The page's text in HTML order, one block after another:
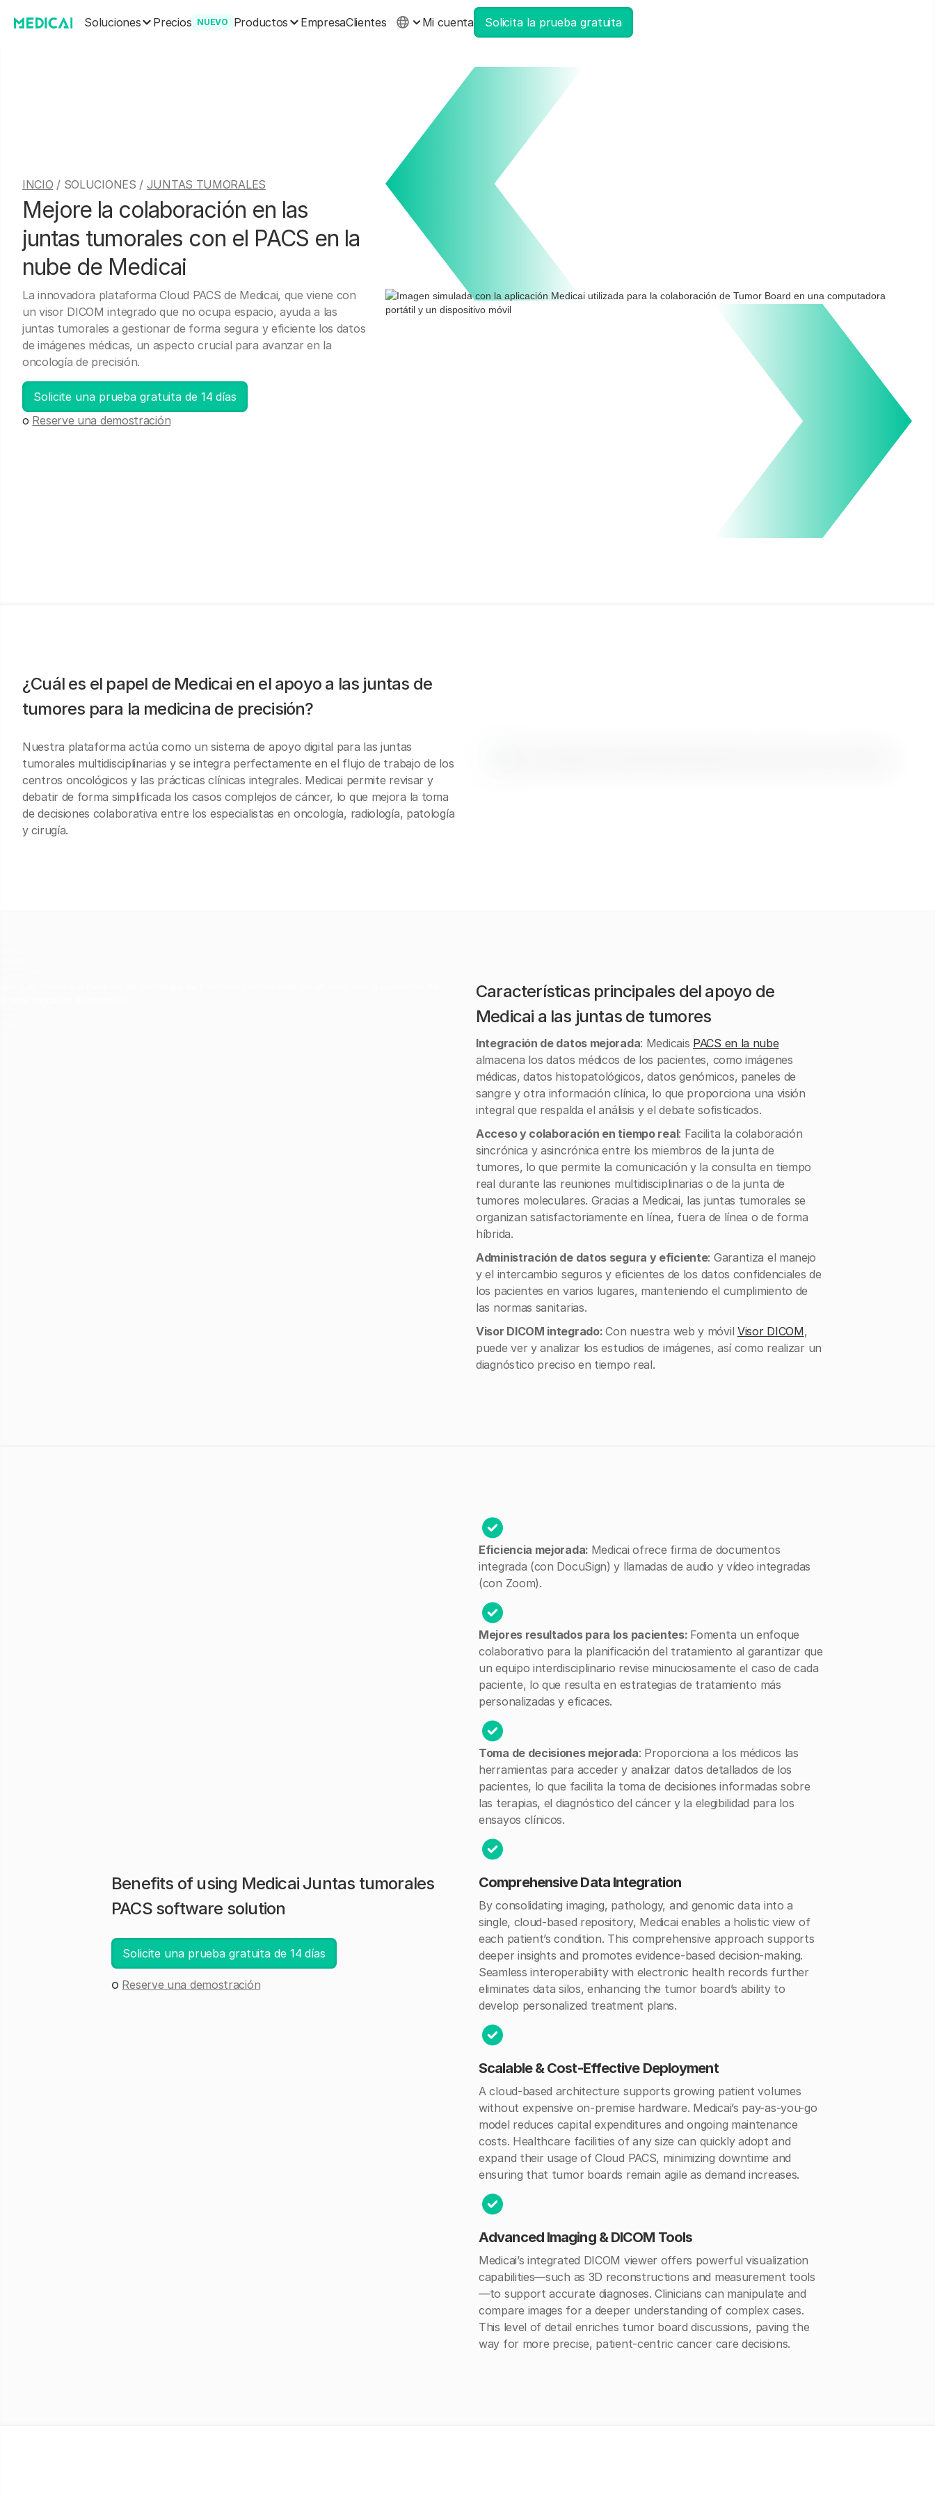
Soluciones Precios NUEVO Productos EmpresaClientes Mi cuenta Solicita la prueba gratuita
INCIO / SOLUCIONES / JUNTAS TUMORALES
Mejore la colaboración en las
juntas tumorales con el PACS en la
nube de Medicai
La innovadora plataforma Cloud PACS de Medicai, que viene con
un visor DICOM integrado que no ocupa espacio, ayuda a las
juntas tumorales a gestionar de forma segura y eficiente los datos
de imágenes médicas, un aspecto crucial para avanzar en la
oncología de precisión.
Solicite una prueba gratuita de 14 días
o Reserve una demostración
¿Cuál es el papel de Medicai en el apoyo a las juntas de
tumores para la medicina de precisión?
Nuestra plataforma actúa como un sistema de apoyo digital para las juntas
tumorales multidisciplinarias y se integra perfectamente en el flujo de trabajo de los
centros oncológicos y las prácticas clínicas integrales. Medicai permite revisar y
debatir de forma simplificada los casos complejos de cáncer, lo que mejora la toma
de decisiones colaborativa entre los especialistas en oncología, radiología, patología
y cirugía.
Características principales del apoyo de
Medicai a las juntas de tumores
Integración de datos mejorada: Medicais PACS en la nube
almacena los datos médicos de los pacientes, como imágenes
médicas, datos histopatológicos, datos genómicos, paneles de
sangre y otra información clínica, lo que proporciona una visión
integral que respalda el análisis y el debate sofisticados.
Acceso y colaboración en tiempo real: Facilita la colaboración
sincrónica y asincrónica entre los miembros de la junta de
tumores, lo que permite la comunicación y la consulta en tiempo
real durante las reuniones multidisciplinarias o de la junta de
tumores moleculares. Gracias a Medicai, las juntas tumorales se
organizan satisfactoriamente en línea, fuera de línea o de forma
híbrida.
Administración de datos segura y eficiente: Garantiza el manejo
y el intercambio seguros y eficientes de los datos confidenciales de
los pacientes en varios lugares, manteniendo el cumplimiento de
las normas sanitarias.
Visor DICOM integrado:Con nuestra web y móvil Visor DICOM,
puede ver y analizar los estudios de imágenes, así como realizar un
diagnóstico preciso en tiempo real.
Benefits of using Medicai Juntas tumorales
PACS software solution
Solicite una prueba gratuita de 14 días
o Reserve una demostración
Eficiencia mejorada: Medicai ofrece firma de documentos
integrada (con DocuSign) y llamadas de audio y vídeo integradas
(con Zoom).
Mejores resultados para los pacientes: Fomenta un enfoque
colaborativo para la planificación del tratamiento al garantizar que
un equipo interdisciplinario revise minuciosamente el caso de cada
paciente, lo que resulta en estrategias de tratamiento más
personalizadas y eficaces.
Toma de decisiones mejorada: Proporciona a los médicos las
herramientas para acceder y analizar datos detallados de los
pacientes, lo que facilita la toma de decisiones informadas sobre
las terapias, el diagnóstico del cáncer y la elegibilidad para los
ensayos clínicos.
Comprehensive Data Integration
By consolidating imaging, pathology, and genomic data into a
single, cloud-based repository, Medicai enables a holistic view of
each patient’s condition. This comprehensive approach supports
deeper insights and promotes evidence-based decision-making.
Seamless interoperability with electronic health records further
eliminates data silos, enhancing the tumor board’s ability to
develop personalized treatment plans.
Scalable & Cost-Effective Deployment
A cloud-based architecture supports growing patient volumes
without expensive on-premise hardware. Medicai’s pay-as-you-go
model reduces capital expenditures and ongoing maintenance
costs. Healthcare facilities of any size can quickly adopt and
expand their usage of Cloud PACS, minimizing downtime and
ensuring that tumor boards remain agile as demand increases.
Advanced Imaging & DICOM Tools
Medicai’s integrated DICOM viewer offers powerful visualization
capabilities—such as 3D reconstructions and measurement tools
—to support accurate diagnoses. Clinicians can manipulate and
compare images for a deeper understanding of complex cases.
This level of detail enriches tumor board discussions, paving the
way for more precise, patient-centric cancer care decisions.